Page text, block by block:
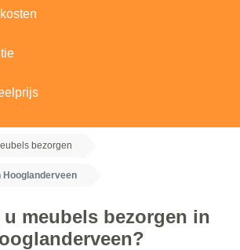
bezorgen
Hooglanderveen
meubels bezorgen in